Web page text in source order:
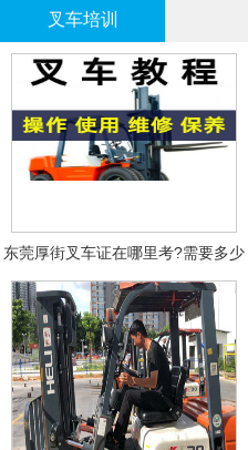
叉车培训
东莞厚街叉车证在哪里考?需要多少
钱?